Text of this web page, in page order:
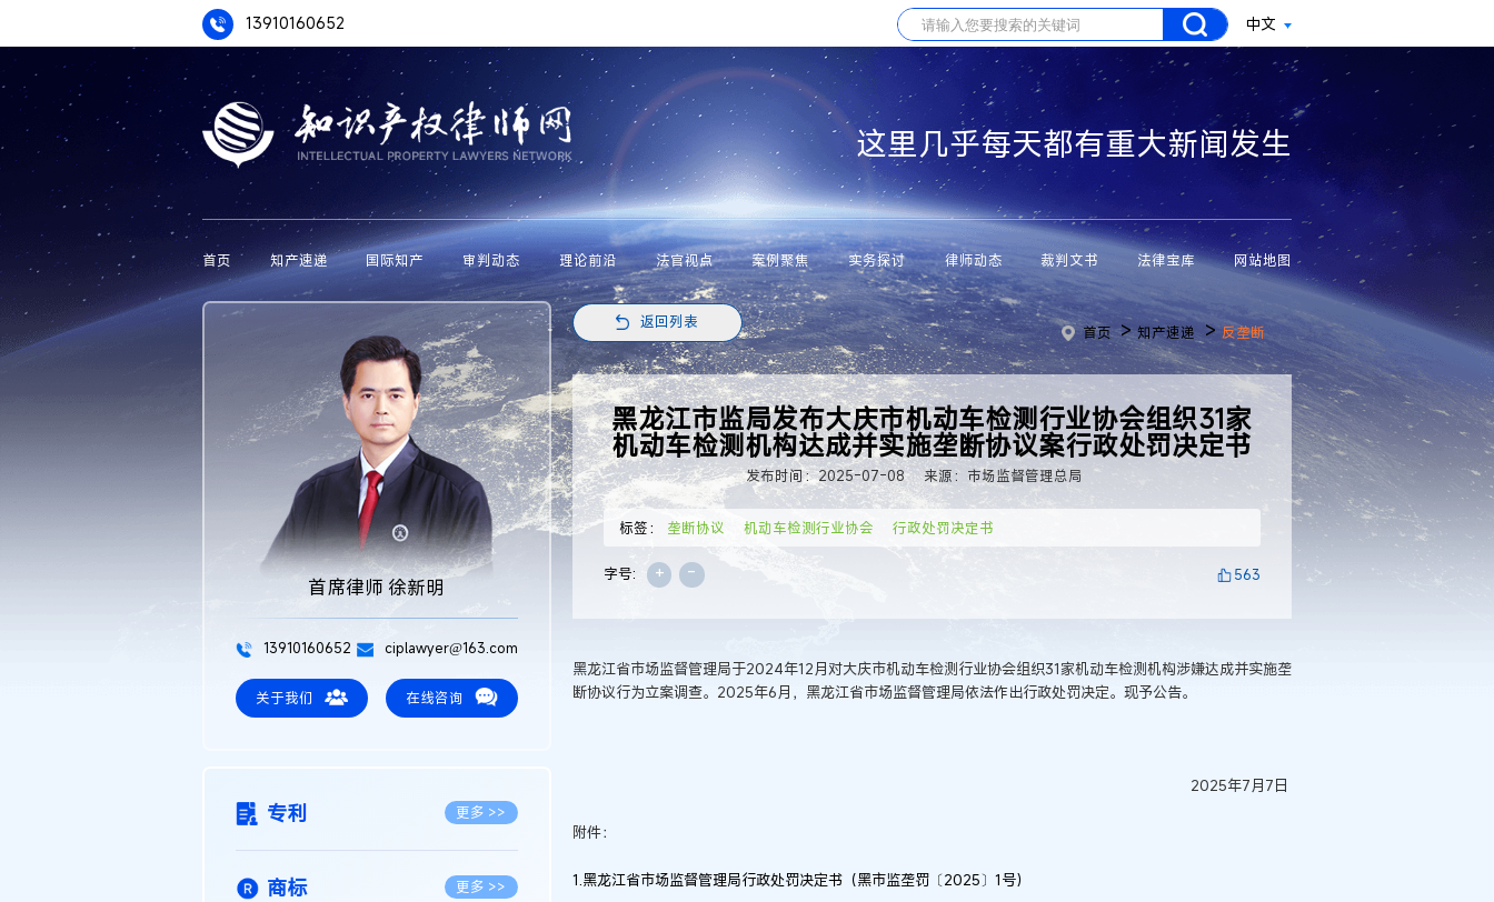
13910160652 中文
这里几乎每天都有重大新闻发生
首页 知产速递 国际知产 审判动态 理论前沿 法官视点 案例聚焦 实务探讨 律师动态 裁判文书 法律宝库 网站地图
首席律师 徐新明
13910160652 ciplawyer@163.com
关于我们 在线咨询
专利 更多 >>
商标 更多 >>
返回列表
首页 >知产速递 >反垄断
黑龙江市监局发布大庆市机动车检测行业协会组织31家
机动车检测机构达成并实施垄断协议案行政处罚决定书
发布时间：2025-07-08 来源：市场监督管理总局
标签： 垄断协议 机动车检测行业协会 行政处罚决定书
字号: + - 563
黑龙江省市场监督管理局于2024年12月对大庆市机动车检测行业协会组织31家机动车检测机构涉嫌达成并实施垄
断协议行为立案调查。2025年6月，黑龙江省市场监督管理局依法作出行政处罚决定。现予公告。
2025年7月7日
附件：
1.黑龙江省市场监督管理局行政处罚决定书（黑市监垄罚〔2025〕1号）